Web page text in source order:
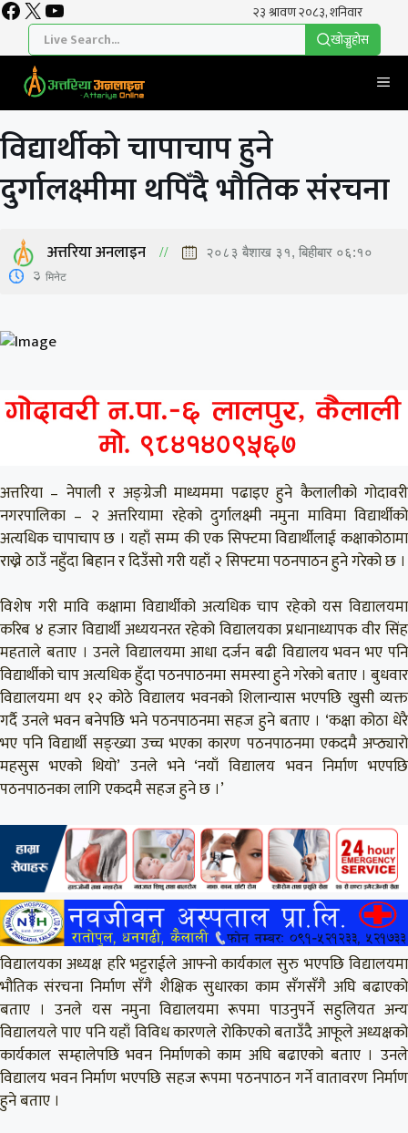
Skip
content
Facebook
X YouTube
खाेज्नुहाेस
विद्यार्थीको चापाचाप हुने
दुर्गालक्ष्मीमा थपिँदै भौतिक संरचना
अत्तरिया अनलाइन २०८३ बैशाख ३१, बिहीबार ०६:१०
3 मिनेट
अत्तरिया – नेपाली र अङ्ग्रेजी माध्यममा पढाइए हुने कैलालीको गोदावरी
नगरपालिका – २ अत्तरियामा रहेको दुर्गालक्ष्मी नमुना माविमा विद्यार्थीको
अत्यधिक चापाचाप छ । यहाँ सम्म की एक सिफ्टमा विद्यार्थीलाई कक्षाकोठामा
राख्ने ठाउँ नहुँदा बिहान र दिउँसो गरी यहाँ २ सिफ्टमा पठनपाठन हुने गरेको छ ।
विशेष गरी मावि कक्षामा विद्यार्थीको अत्यधिक चाप रहेको यस विद्यालयमा
करिब ४ हजार विद्यार्थी अध्ययनरत रहेको विद्यालयका प्रधानाध्यापक वीर सिंह
महताले बताए । उनले विद्यालयमा आधा दर्जन बढी विद्यालय भवन भए पनि
विद्यार्थीको चाप अत्यधिक हुँदा पठनपाठनमा समस्या हुने गरेको बताए । बुधवार
विद्यालयमा थप १२ कोठे विद्यालय भवनको शिलान्यास भएपछि खुसी व्यक्त
गर्दै उनले भवन बनेपछि भने पठनपाठनमा सहज हुने बताए । ‘कक्षा कोठा धेरै
भए पनि विद्यार्थी सङ्ख्या उच्च भएका कारण पठनपाठनमा एकदमै अप्ठ्यारो
महसुस भएको थियो’ उनले भने ‘नयाँ विद्यालय भवन निर्माण भएपछि
पठनपाठनका लागि एकदमै सहज हुने छ ।’
विद्यालयका अध्यक्ष हरि भट्टराईले आफ्नो कार्यकाल सुरु भएपछि विद्यालयमा
भौतिक संरचना निर्माण सँगै शैक्षिक सुधारका काम सँगसँगै अघि बढाएको
बताए । उनले यस नमुना विद्यालयमा रूपमा पाउनुपर्ने सहुलियत अन्य
विद्यालयले पाए पनि यहाँ विविध कारणले रोकिएको बताउँदै आफूले अध्यक्षको
कार्यकाल सम्हालेपछि भवन निर्माणको काम अघि बढाएको बताए । उनले
विद्यालय भवन निर्माण भएपछि सहज रूपमा पठनपाठन गर्ने वातावरण निर्माण
हुने बताए ।